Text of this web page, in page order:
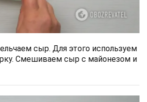
сыр. Для этого используем
Смешиваем сыр с майонезом и